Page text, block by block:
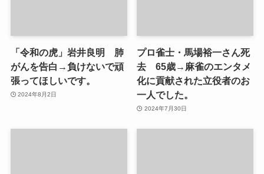
「令和の虎」岩井良明 肺
がんを告白→負けないで頑
張ってほしいです。
2024年8月2日
プロ雀士・馬場裕一さん死
去 65歳→麻雀のエンタメ
化に貢献された立役者のお
一人でした。
2024年7月30日